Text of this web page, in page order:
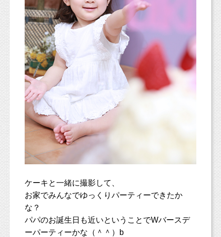
ケーキと一緒に撮影して、
お家でみんなでゆっくりパーティーできたか
な？
パパのお誕生日も近いということでWバースデ
ーパーティーかな（＾＾）b